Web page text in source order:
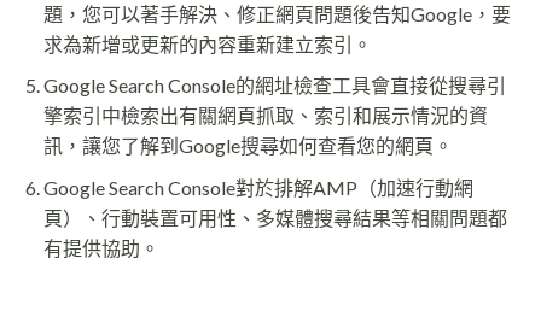
題，您可以著手解決、修正網頁問題後告知Google，要
求為新增或更新的內容重新建立索引。
Google Search Console的網址檢查工具會直接從搜尋引
擎索引中檢索出有關網頁抓取、索引和展示情況的資
訊，讓您了解到Google搜尋如何查看您的網頁。
Google Search Console對於排解AMP（加速行動網
頁）、行動裝置可用性、多媒體搜尋結果等相關問題都
有提供協助。